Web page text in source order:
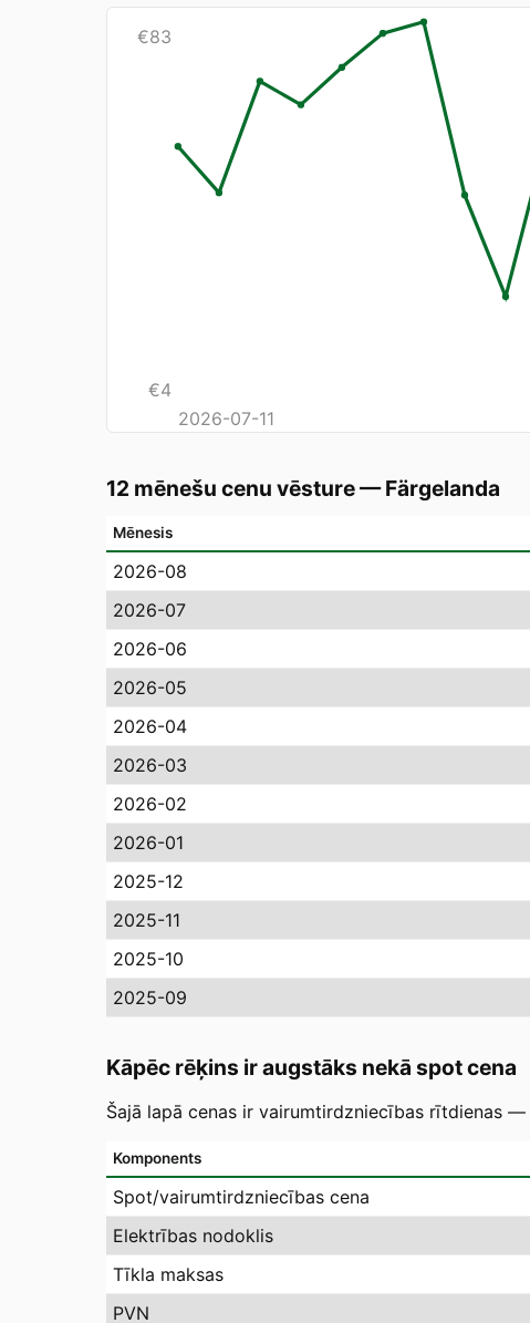
€83
€4
2026-07-11
12 mēnešu cenu vēsture—Färgelanda
Mēnesis
2026-08
2026-07
2026-06
2026-05
2026-04
2026-03
2026-02
2026-01
2025-12
2025-11
2025-10
2025-09
Kāpēc rēķins ir augstāks nekā spot cena
Šajā lapā cenas ir vairumtirdzniecības rītdienas
Komponents
Spot/vairumtirdzniecības cena
Elektrības nodoklis
Tīkla maksas
PVN